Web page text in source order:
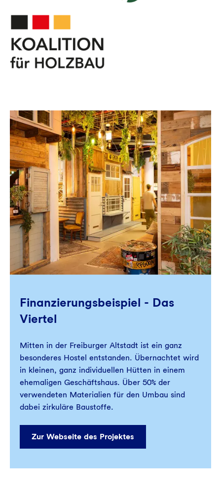
Finanzierungsbeispiel - Das
Viertel
Mitten in der Freiburger Altstadt ist ein ganz
besonderes Hostel entstanden. Übernachtet wird
in kleinen, ganz individuellen Hütten in einem
ehemaligen Geschäftshaus. Über 50% der
verwendeten Materialien für den Umbau sind
dabei zirkuläre Baustoffe.
Zur Webseite des Projektes